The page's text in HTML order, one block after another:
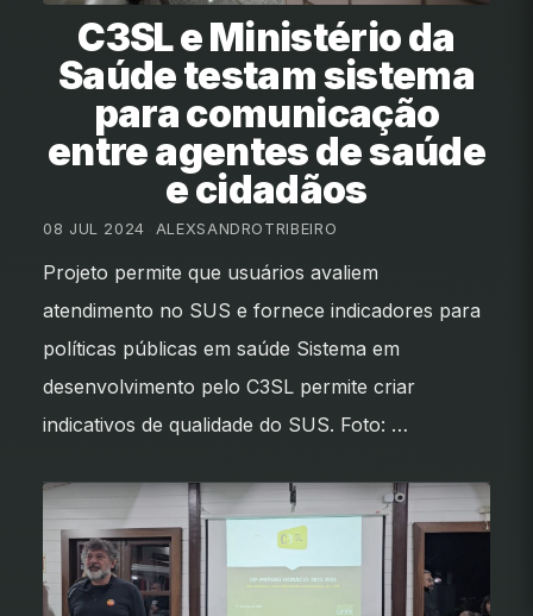
C3SL e Ministério da
Saúde testam sistema
para comunicação
entre agentes de saúde
e cidadãos
08 JUL 2024 ALEXSANDROTRIBEIRO
Projeto permite que usuários avaliem
atendimento no SUS e fornece indicadores para
políticas públicas em saúde Sistema em
desenvolvimento pelo C3SL permite criar
indicativos de qualidade do SUS. Foto: …